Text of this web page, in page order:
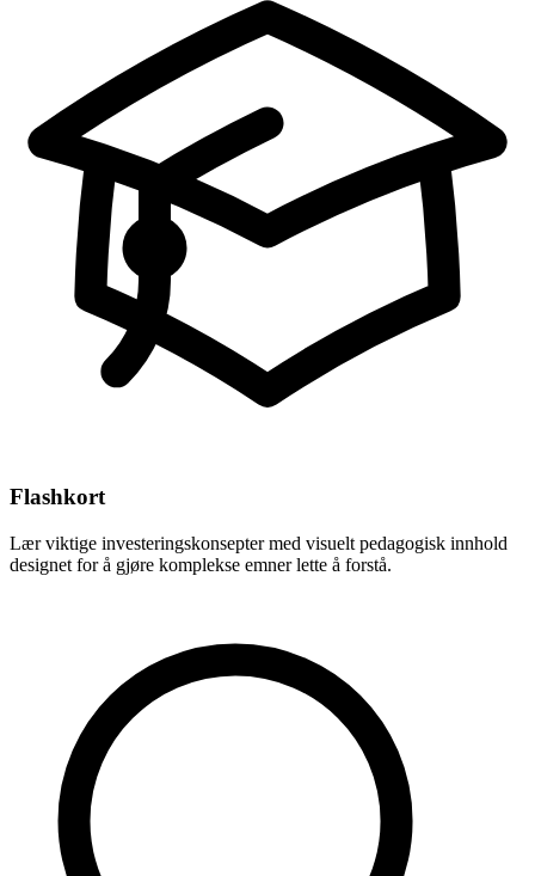
Flashkort
Lær viktige investeringskonsepter med visuelt pedagogisk innhold
designet for å gjøre komplekse emner lette å forstå.